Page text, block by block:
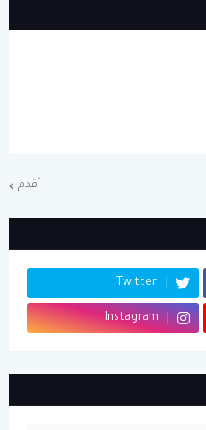
أقدم
Twitter
Instagram